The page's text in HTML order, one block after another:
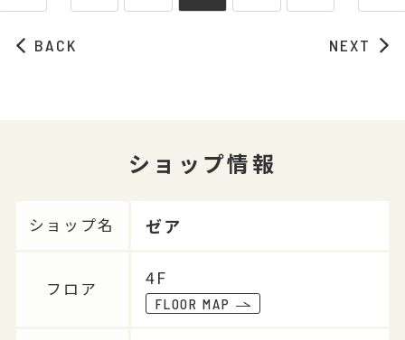
BACK NEXT
ショップ情報
ショップ名 ゼア
フロア
4F
FLOOR MAP